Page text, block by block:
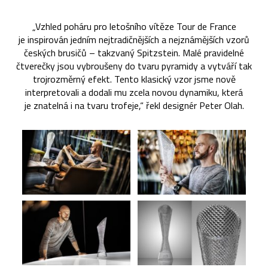
„Vzhled poháru pro letošního vítěze Tour de France
je inspirován jedním nejtradičnějších a nejznámějších vzorů
českých brusičů – takzvaný Spitzstein. Malé pravidelné
čtverečky jsou vybroušeny do tvaru pyramidy a vytváří tak
trojrozměrný efekt. Tento klasický vzor jsme nově
interpretovali a dodali mu zcela novou dynamiku, která
je znatelná i na tvaru trofeje,“ řekl designér Peter Olah.